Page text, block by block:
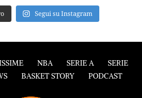
Segui su Instagram
NBA SERIE A
SERIE
BASKET STORY PODCAST